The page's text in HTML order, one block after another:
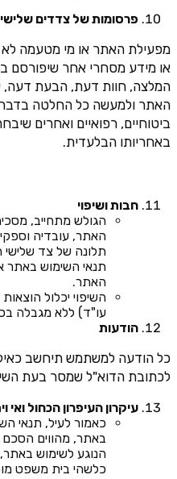
פרסומות של צדדים
מפעילת האתר או מי מטעמה לא
או מידע מסחרי אחר שיפורסם
המלצה, חוות דעת, הבעת דעה,
האתר ולמעשה כל החלטה בדבר
ביטוחיים, רפואיים ואחרים
באחריותו הבלעדית.
חבות ושיפוי
הגולש מתחייב,
האתר, עובדיה
תלונה של צד שלישי
תנאי השימוש באתר
האתר.
השיפוי יכלול
עו"ד) ללא מגבלה
הודעות
כל הודעה למשתמש תיחשב
לכתובת הדוא"ל שמסר בעת
עיקרון העיפרון הכחול ואי
כאמור לעיל, תנאי
באתר, מהווים
הנוגע לשימוש
כלשהי בית משפט